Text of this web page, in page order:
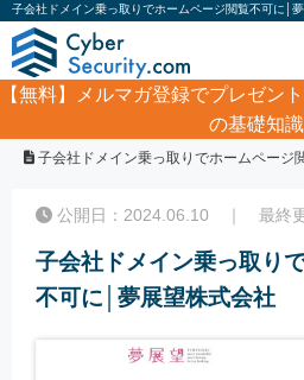
【無料】
メルマガ登録でプレゼン
の基礎知識
サイバーセキュリティ・情
子会社ドメイン乗っ取りでホームページ
公開日：2024.06.10 ｜ 最終
子会社ドメイン乗っ取り
不可に│夢展望株式会社